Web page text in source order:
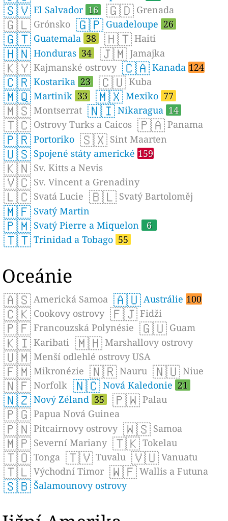
🇸🇻 El Salvador 16 🇬🇩 Grenada
🇬🇱 Grónsko 🇬🇵 Guadeloupe 26
🇬🇹 Guatemala 38 🇭🇹 Haiti
🇭🇳 Honduras 34 🇯🇲 Jamajka
🇰🇾 Kajmanské ostrovy 🇨🇦 Kanada 124
🇨🇷 Kostarika 23 🇨🇺 Kuba
🇲🇶 Martinik 33 🇲🇽 Mexiko 77
🇲🇸 Montserrat 🇳🇮 Nikaragua 14
🇹🇨 Ostrovy Turks a Caicos 🇵🇦 Panama
🇵🇷 Portoriko 🇸🇽 Sint Maarten
🇺🇸 Spojené státy americké 159
🇰🇳 Sv. Kitts a Nevis
🇻🇨 Sv. Vincent a Grenadiny
🇱🇨 Svatá Lucie 🇧🇱 Svatý Bartoloměj
🇲🇫 Svatý Martin
🇵🇲 Svatý Pierre a Miquelon 6
🇹🇹 Trinidad a Tobago 55
Oceánie
🇦🇸 Americká Samoa 🇦🇺 Austrálie 100
🇨🇰 Cookovy ostrovy 🇫🇯 Fidži
🇵🇫 Francouzská Polynésie 🇬🇺 Guam
🇰🇮 Karibati 🇲🇭 Marshallovy ostrovy
🇺🇲 Menší odlehlé ostrovy USA
🇫🇲 Mikronézie 🇳🇷 Nauru 🇳🇺 Niue
🇳🇫 Norfolk 🇳🇨 Nová Kaledonie 21
🇳🇿 Nový Zéland 35 🇵🇼 Palau
🇵🇬 Papua Nová Guinea
🇵🇳 Pitcairnovy ostrovy 🇼🇸 Samoa
🇲🇵 Severní Mariany 🇹🇰 Tokelau
🇹🇴 Tonga 🇹🇻 Tuvalu 🇻🇺 Vanuatu
🇹🇱 Východní Timor 🇼🇫 Wallis a Futuna
🇸🇧 Šalamounovy ostrovy